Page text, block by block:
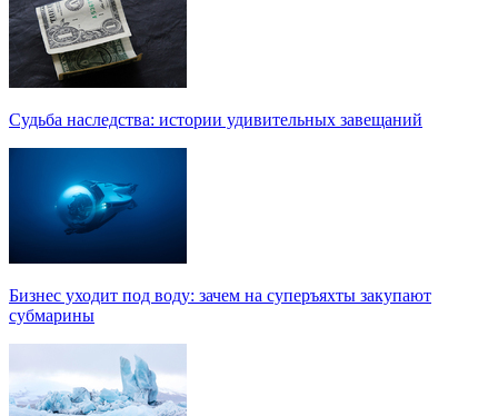
Судьба наследства: истории удивительных завещаний
Бизнес уходит под воду: зачем на суперъяхты закупают
субмарины